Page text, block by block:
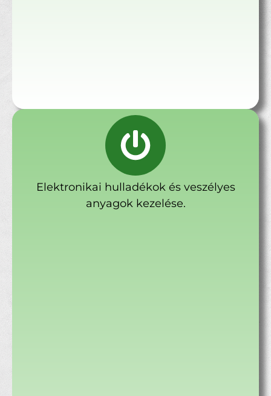
Elektronikai hulladékok és veszélyes
anyagok kezelése.